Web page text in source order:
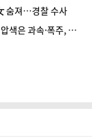
숨져…경찰 수사
색은 과속·폭주, 국